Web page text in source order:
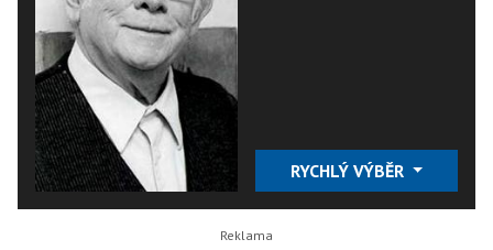
RYCHLÝ VÝBĚR